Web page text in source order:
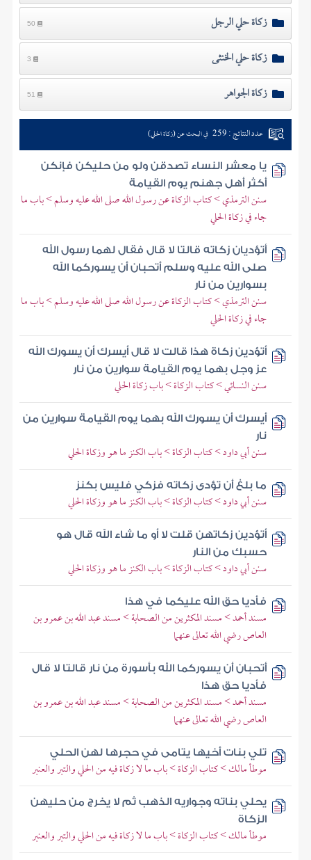
زكاة حلي الرجل 50
زكاة حلي الخنثى 3
زكاة الجواهر 51
عدد النتائج : 259 في البحث عن (زكاة الحلي)
يا معشر النساء تصدقن ولو من حليكن فإنكن
أكثر أهل جهنم يوم القيامة
سنن الترمذي > كتاب الزكاة عن رسول الله صلى الله عليه وسلم > باب ما
جاء في زكاة الحلي
أتؤديان زكاته قالتا لا قال فقال لهما رسول الله
صلى الله عليه وسلم أتحبان أن يسوركما الله
بسوارين من نار
سنن الترمذي > كتاب الزكاة عن رسول الله صلى الله عليه وسلم > باب ما
جاء في زكاة الحلي
أتؤدين زكاة هذا قالت لا قال أيسرك أن يسورك الله
عز وجل بهما يوم القيامة سوارين من نار
سنن النسائي > كتاب الزكاة > باب زكاة الحلي
أيسرك أن يسورك الله بهما يوم القيامة سوارين من
نار
سنن أبي داود > كتاب الزكاة > باب الكنز ما هو وزكاة الحلي
ما بلغ أن تؤدى زكاته فزكي فليس بكنز
سنن أبي داود > كتاب الزكاة > باب الكنز ما هو وزكاة الحلي
أتؤدين زكاتهن قلت لا أو ما شاء الله قال هو
حسبك من النار
سنن أبي داود > كتاب الزكاة > باب الكنز ما هو وزكاة الحلي
فأديا حق الله عليكما في هذا
مسند أحمد > مسند المكثرين من الصحابة > مسند عبد الله بن عمرو بن
العاص رضي الله تعالى عنهما
أتحبان أن يسوركما الله بأسورة من نار قالتا لا قال
فأديا حق هذا
مسند أحمد > مسند المكثرين من الصحابة > مسند عبد الله بن عمرو بن
العاص رضي الله تعالى عنهما
تلي بنات أخيها يتامى في حجرها لهن الحلي
موطأ مالك > كتاب الزكاة > باب ما لا زكاة فيه من الحلي والتبر والعنبر
يحلي بناته وجواريه الذهب ثم لا يخرج من حليهن
الزكاة
موطأ مالك > كتاب الزكاة > باب ما لا زكاة فيه من الحلي والتبر والعنبر